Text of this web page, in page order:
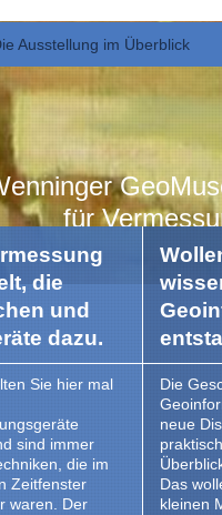
Ausstellung im Überblick
für
die
und
dazu.
Sie hier mal
sind immer
die im
Zeitfenster
waren. Der
Die
neue
Das
kleinen